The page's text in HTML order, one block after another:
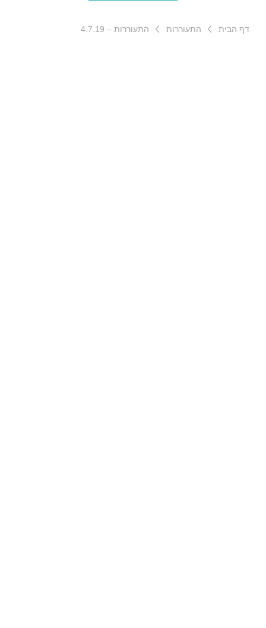
דף הבית התעוררות התעוררות – 4.7.19